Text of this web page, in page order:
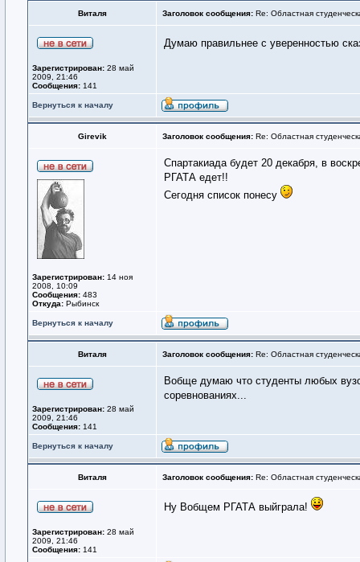
Виталя Заголовок сообщения: Re: Областная
Зарегистрирован: 28 май
2009, 21:46
Сообщения: 141
Думаю правильнее с уверенностью
Вернуться к началу
Girevik Заголовок сообщения: Re: Областная
Зарегистрирован: 14 ноя
2008, 10:09
Сообщения: 483
Откуда: Рыбинск
Спартакиада будет 20 декабря, в
РГАТА едет!!
Сегодня список понесу
Вернуться к началу
Виталя Заголовок сообщения: Re: Областная
Зарегистрирован: 28 май
2009, 21:46
Сообщения: 141
Вобще думаю что студенты любых
соревнованиях...
Вернуться к началу
Виталя Заголовок сообщения: Re: Областная
Зарегистрирован: 28 май
2009, 21:46
Сообщения: 141
Ну Вобщем РГАТА выйграла!